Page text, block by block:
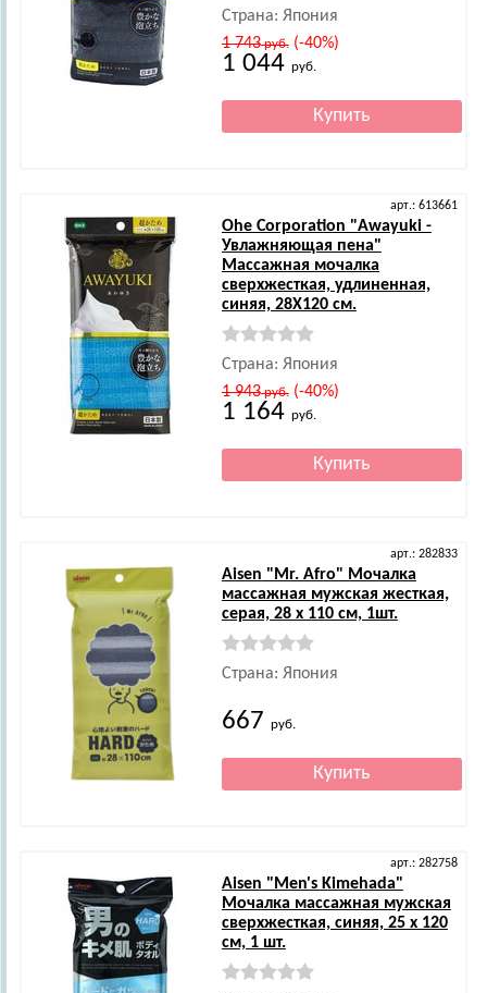
Страна: Япония
1 743руб.(-40%)
1 044 руб.
арт.: 613661
Ohe Corporation "Awayuki -
Увлажняющая пена"
Массажная мочалка
сверхжесткая, удлиненная,
синяя, 28Х120 см.
Страна: Япония
1 943руб.(-40%)
1 164 руб.
арт.: 282833
Aisen "Mr. Afro" Мочалка
массажная мужская жесткая,
серая, 28 x 110 см, 1шт.
Страна: Япония
667 руб.
арт.: 282758
Aisen "Men's Kimehada"
Мочалка массажная мужская
сверхжесткая, синяя, 25 x 120
см, 1 шт.